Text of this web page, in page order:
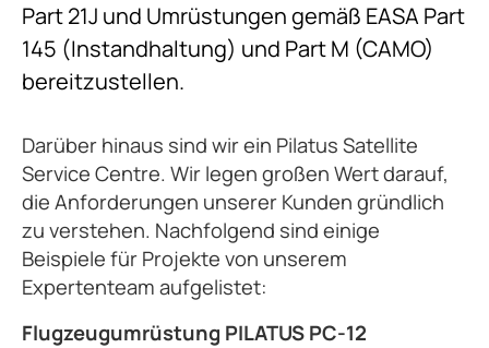
Part 21J und Umrüstungen gemäß EASA Part
145 (Instandhaltung) und Part M (CAMO)
bereitzustellen.
Darüber hinaus sind wir ein Pilatus Satellite
Service Centre. Wir legen großen Wert darauf,
die Anforderungen unserer Kunden gründlich
zu verstehen. Nachfolgend sind einige
Beispiele für Projekte von unserem
Expertenteam aufgelistet:
Flugzeugumrüstung PILATUS PC-12